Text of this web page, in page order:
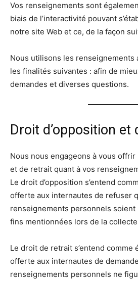
Vos renseignements sont
biais de l’interactivité pouvant
notre site Web et ce, de la façon
Nous utilisons les renseignements
les finalités suivantes : afin de
demandes et diverses questions.
Droit d’opposition et
Nous nous engageons à vous offrir
et de retrait quant à vos
Le droit d’opposition s’entend
offerte aux internautes de refuser
renseignements personnels
fins mentionnées lors de la
Le droit de retrait s’entend comme
offerte aux internautes de
renseignements personnels ne